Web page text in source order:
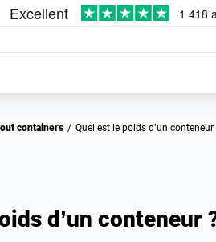
containers / Quel est le poids d’un conteneur
d’un conteneur